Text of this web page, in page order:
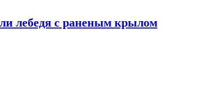
лебедя с раненым крылом